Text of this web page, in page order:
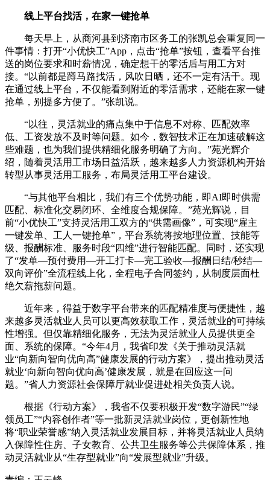
线上平台找活，在家一键抢单
每天早上，从商河县到济南市区务工的张凯总会重复同一
件事情：打开“小优快工”App，点击“抢单”按钮，查看平台推
送的岗位要求和时薪情况，确定想干的零活后与用工方对
接。“以前都是蹲马路找活，风吹日晒，还不一定有活干。现
在通过线上平台，不仅能看到附近的零活需求，还能在家一键
抢单，别提多方便了。”张凯说。
“以往，灵活就业的痛点集中于信息不对称、匹配效率
低、工资发放不及时等问题。如今，数智技术正在加速破解这
些难题，也为我们提供精细化服务明确了方向。”苑光辉介
绍，随着灵活用工市场日益活跃，越来越多人力资源机构开始
转型从事灵活用工服务，布局灵活用工平台建设。
“与其他平台相比，我们有三个优势功能，即AI即时供需
匹配、标准化交易闭环、全维度合规保障。”苑光辉说，目
前“小优快工”支持灵活用工双方的“供需画像”，可实现“雇主
一键发单、工人一键抢单”，平台系统将按地理位置、技能等
级、报酬标准、服务时段“四维”进行智能匹配。同时，还实现
了“发单—预付费用—开工打卡—完工验收—报酬日结/秒结—
双向评价”全流程线上化，全程电子合同签约，从制度层面杜
绝欠薪拖薪问题。
近年来，得益于数字平台带来的匹配精准度与便捷性，越
来越多灵活就业人员可以更高效获取工作，灵活就业的可持续
性增强。但仅靠精细化服务，无法为灵活就业人员提供更全
面、系统的保障。“今年4月，我省印发《关于推动灵活就
业“向新向智向优向高”健康发展的行动方案》，提出推动灵活
就业‘向新向智向优向高’健康发展，就是在回应这一问
题。”省人力资源社会保障厅就业促进处相关负责人说。
根据《行动方案》，我省不仅要积极开发“数字游民”“绿
领员工”“内容创作者”等一批新灵活就业岗位，更创新性地
将“职业荣誉感”纳入灵活就业发展目标，并将灵活就业人员纳
入保障性住房、子女教育、公共卫生服务等公共保障体系，推
动灵活就业从“生存型就业”向“发展型就业”升级。